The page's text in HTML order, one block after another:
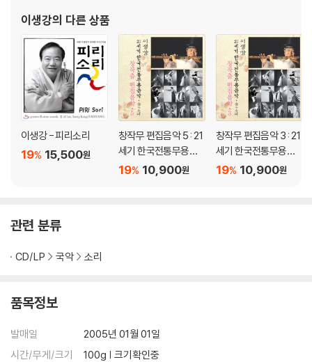
이생강의 다른 상품
이생강 - 피리소리
15,500원
19%
창작무 편집음악 5 : 21
세기 한국전통무용음
악 춤의 소리 50 - 이생
10,900원
19%
창작무 편집음악 3 : 21
세기 한국전통무용음
악 춤의 소리 50 - 이생
10,900원
19%
관련 분류
CD/LP 국악 소리
품목정보
발매일
2005년 01월 01일
시간/무게/크기
100g | 크기확인중